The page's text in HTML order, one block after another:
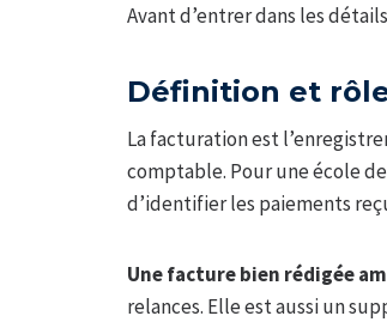
Avant d’entrer dans les
Définition et
La facturation est
comptable. Pour une école
d’identifier les paiements
Une facture bien rédigée
relances. Elle est aussi un